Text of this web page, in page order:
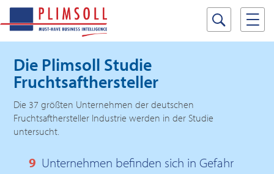
Die Plimsoll Studie
Fruchtsafthersteller
Die 37 größten Unternehmen der deutschen
Fruchtsafthersteller Industrie werden in der Studie
untersucht.
9 Unternehmen befinden sich in Gefahr